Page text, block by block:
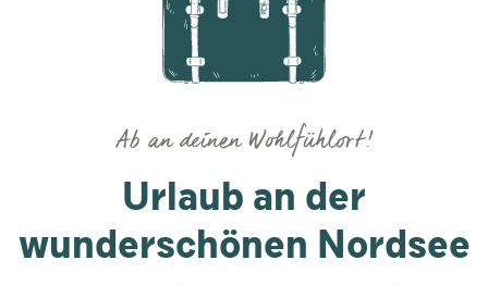
Urlaub an der
wunderschönen Nordsee
Ab an deinen Wohlfühlort!